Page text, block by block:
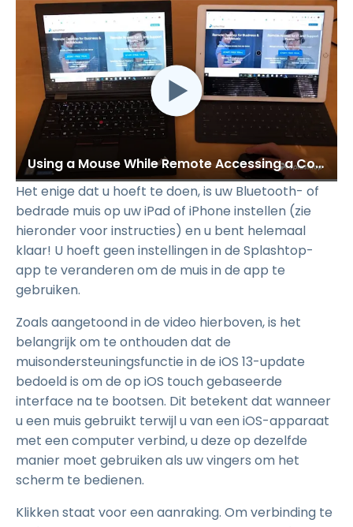
Using a Mouse While Remote Accessing a Computer From an iPad with Splashtop
Het enige dat u hoeft te doen, is uw Bluetooth- of
bedrade muis op uw iPad of iPhone instellen (zie
hieronder voor instructies) en u bent helemaal
klaar! U hoeft geen instellingen in de Splashtop-
app te veranderen om de muis in de app te
gebruiken.
Zoals aangetoond in de video hierboven, is het
belangrijk om te onthouden dat de
muisondersteuningsfunctie in de iOS 13-update
bedoeld is om de op iOS touch gebaseerde
interface na te bootsen. Dit betekent dat wanneer
u een muis gebruikt terwijl u van een iOS-apparaat
met een computer verbind, u deze op dezelfde
manier moet gebruiken als uw vingers om het
scherm te bedienen.
Klikken staat voor een aanraking. Om verbinding te